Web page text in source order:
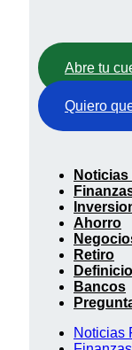
Abre tu
Quiero
Ahorro
Retiro
Bancos
Noticias